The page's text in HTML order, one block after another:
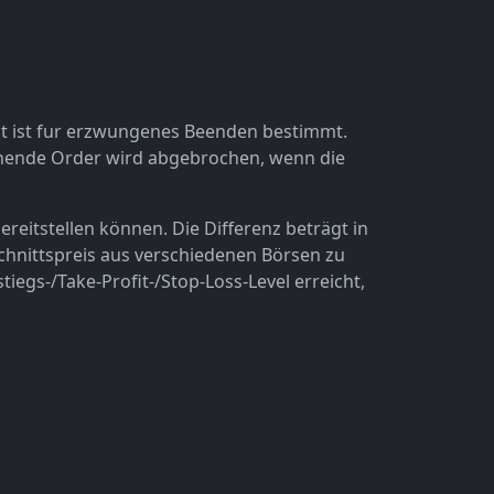
ist fur erzwungenes Beenden bestimmt.
Order wird abgebrochen, wenn die
können. Die Differenz beträgt in
aus verschiedenen Börsen zu
Take-Profit-/Stop-Loss-Level erreicht,